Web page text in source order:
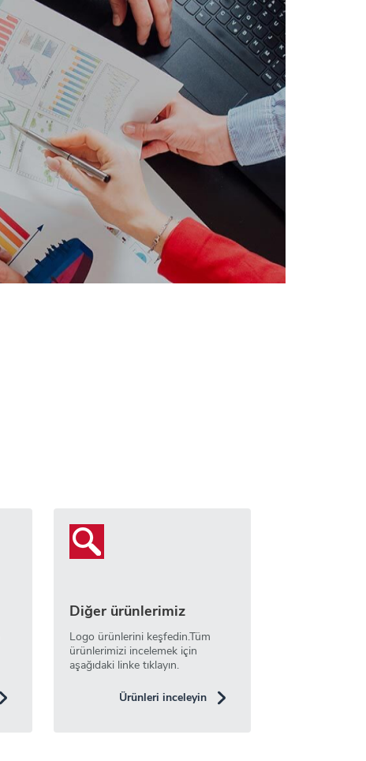
Diğer ürünlerimiz
Logo ürünlerini keşfedin.Tüm
ürünlerimizi incelemek için
aşağıdaki linke tıklayın.
Ürünleri inceleyin